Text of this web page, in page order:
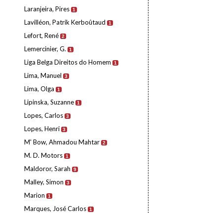
Laranjeira, Pires 1
Lavilléon, Patrik Kerboûtaud 1
Lefort, René 2
Lemercinier, G. 1
Liga Belga Direitos do Homem 1
Lima, Manuel 3
Lima, Olga 1
Lipinska, Suzanne 1
Lopes, Carlos 3
Lopes, Henri 3
M' Bow, Ahmadou Mahtar 2
M. D. Motors 1
Maldoror, Sarah 9
Malley, Simon 3
Marion 1
Marques, José Carlos 1